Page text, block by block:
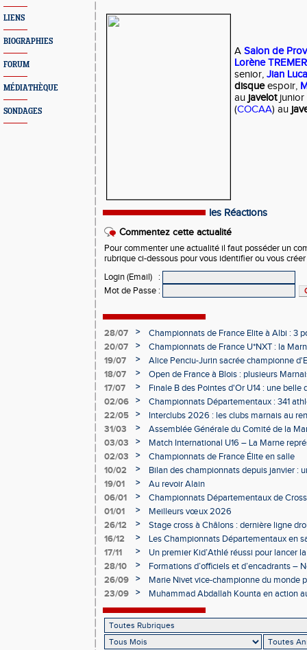
LIENS
BIOGRAPHIES
FORUM
MÉDIATHÈQUE
SONDAGES
A Salon de
Lorène
senior, Jian
disqueespoir,
au javelot
(COCAA) au
les Réactions
Commentez cette actualité
Pour commenter une actualité il faut posséder un
rubrique ci-dessous pour vous identifier ou vous
Login (Email)
:
Mot de Passe :
28/07 >
Championnats de France Elite à Albi : 3
20/07
>
Championnats de France U*NXT : la
Charléty
19/07 >
Alice Penciu-Jurin sacrée championne
18/07
>
Open de France à Blois : plusieurs
17/07
>
Finale B des Pointes d'Or U14 : une
Obernai
02/06 >
Championnats Départementaux : 341
Champagne
22/05 >
Interclubs 2026 : les clubs marnais au
31/03
>
Assemblée Générale du Comité de la
Épernay
03/03 >
Match International U16 – La Marne
02/03
>
Championnats de France Élite en salle
10/02
>
Bilan des championnats depuis janvier :
bien lancée
19/01 >
Au revoir Alain
06/01
>
Championnats Départementaux de
01/01
>
Meilleurs vœux 2026
26/12
>
Stage cross à Châlons : dernière ligne
Départementaux
16/12 >
Les Championnats Départementaux en
hivernale
17/11 >
Un premier Kid’Athlé réussi pour lancer
28/10
>
Formations d’officiels et d’encadrants –
26/09
>
Marie Nivet vice-championne du monde
23/09
> Muhammad Abdallah Kounta en action